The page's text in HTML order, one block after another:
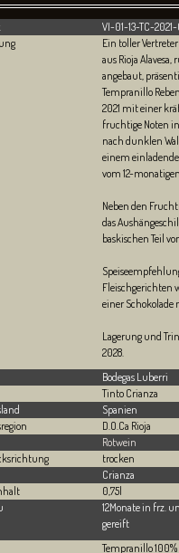
VI-01-13-TC-
Ein toller
aus Rioja
angebaut,
Tempranillo
2021 mit einer
fruchtige Noten
nach dunklen
einem
vom 12-
Neben den
das
baskischen Teil
Fleischgerichten
einer Schokolade
Lagerung und
2028.
Bodegas Luberri
Tinto Crianza
Spanien
D.O.Ca Rioja
Rotwein
trocken
Crianza
0,75l
12Monate in frz.
gereift
Tempranillo 100%